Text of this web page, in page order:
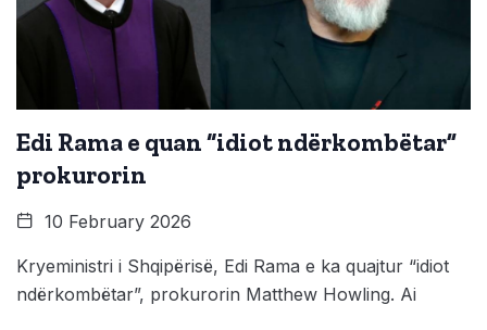
Edi Rama e quan “idiot ndërkombëtar”
prokurorin
10 February 2026
Kryeministri i Shqipërisë, Edi Rama e ka quajtur “idiot
ndërkombëtar”, prokurorin Matthew Howling. Ai